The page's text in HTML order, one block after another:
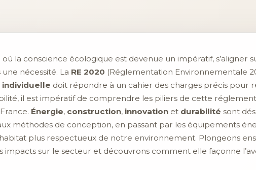
la conscience écologique est devenue un impératif, s’aligner
nécessité. La RE 2020 (Réglementation Environnementale
individuelle doit répondre à un cahier des charges précis pour
il est impératif de comprendre les piliers de cette
Énergie, construction, innovation et durabilité sont
méthodes de conception, en passant par les équipements
plus respectueux de notre environnement. Plongeons
impacts sur le secteur et découvrons comment elle façonne